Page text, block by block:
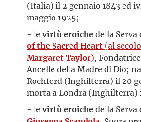
(Italia) il 2 gennaio 1843 ed
maggio 1925;
- le virtù eroichedella Serva
of the Sacred Heart (al
Margaret Taylor),
Ancelle della Madre di Dio;
Rochford (Inghilterra) il 20
morta a Londra (Inghilterra)
- le virtù eroichedella Serva